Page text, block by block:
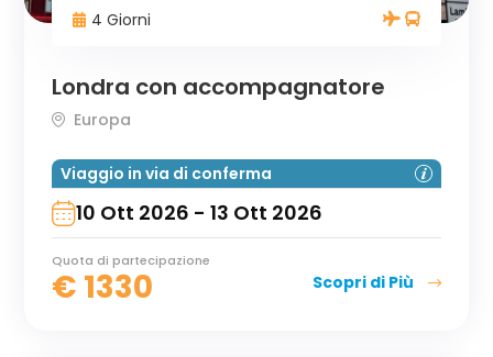
4 Giorni
Londra con accompagnatore
Europa
Viaggio in via di conferma
10 Ott 2026 - 13 Ott 2026
Quota di partecipazione
€ 1330 Scopri di Più